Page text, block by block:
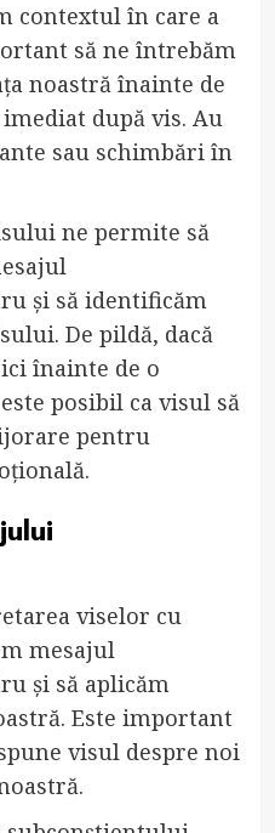
contextul în care a
să ne întrebăm
noastră înainte de
după vis. Au
sau schimbări în
ne permite să
și să identificăm
De pildă, dacă
înainte de o
posibil ca visul să
pentru
viselor cu
mesajul
și să aplicăm
Este important
visul despre noi